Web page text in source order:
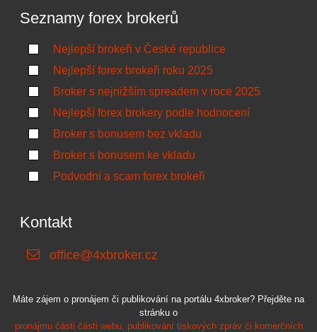
Seznamy forex brokerů
Nejlepší brokeři v České republice
Nejlepší forex brokeři roku 2025
Broker s nejnižším spreadem v roce 2025
Nejlepší forex brokery podle hodnocení
Broker s bonusem bez vkladu
Broker s bonusem ke vkladu
Podvodní a scam forex brokeři
Kontakt
office@4xbroker.cz
Máte zájem o pronájem či publikování na portálu 4xbroker? Přejděte na
stránku o
pronájmu části části webu, publikování tiskových zpráv či komerčních